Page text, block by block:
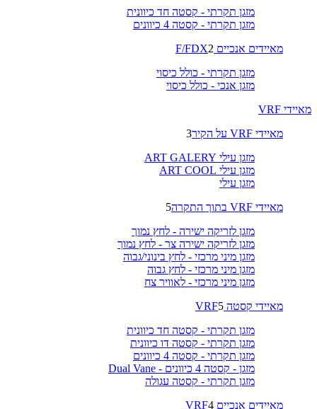
מזגן תקרתי - קסטה חד כיוונית
מזגן תקרתי - קסטה 4 כיוונים
מאיידים אנכיים F/FDX 2
מזגן תקרתי - כולל כיסוי
מזגן אנכי - כולל כיסוי
מאיידי VRF
מאיידי VRF על הקיר
3
מזגן עילי ART GALERY
מזגן עילי ART COOL
מזגן עילי
מאיידי VRF בתוך התקרה
5
מזגן לזריקה ישירה - לחץ נמוך
מזגן לזריקה ישירה צר - לחץ נמוך
מזגן מיני מרכזי - לחץ בינוני/גבוה
מזגן מיני מרכזי - לחץ גבוה
מזגן מיני מרכזי - לאוויר צח
מאיידי קסטה VRF 5
מזגן תקרתי - קסטה חד כיוונית
מזגן תקרתי - קסטה דו כיוונית
מזגן תקרתי - קסטה 4 כיוונים
מזגן - קסטה 4 כיוונים - Dual Vane
מזגן תקרתי - קסטה עגולה
מאיידים אנכיים VRF 4